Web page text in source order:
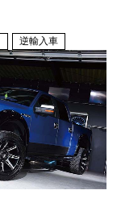
逆輸入車